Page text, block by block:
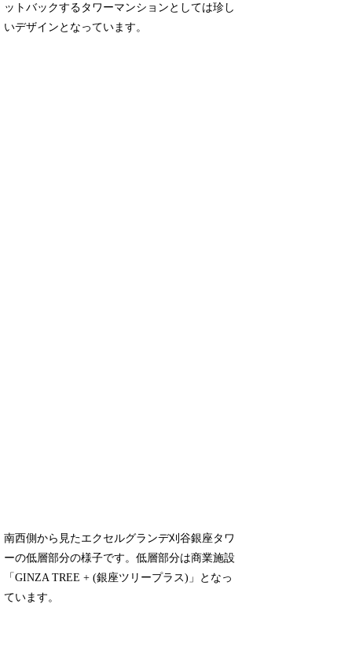
ットバックするタワーマンションとしては珍し
いデザインとなっています。
南西側から見たエクセルグランデ刈谷銀座タワ
ーの低層部分の様子です。低層部分は商業施設
「GINZA TREE + (銀座ツリープラス)」となっ
ています。